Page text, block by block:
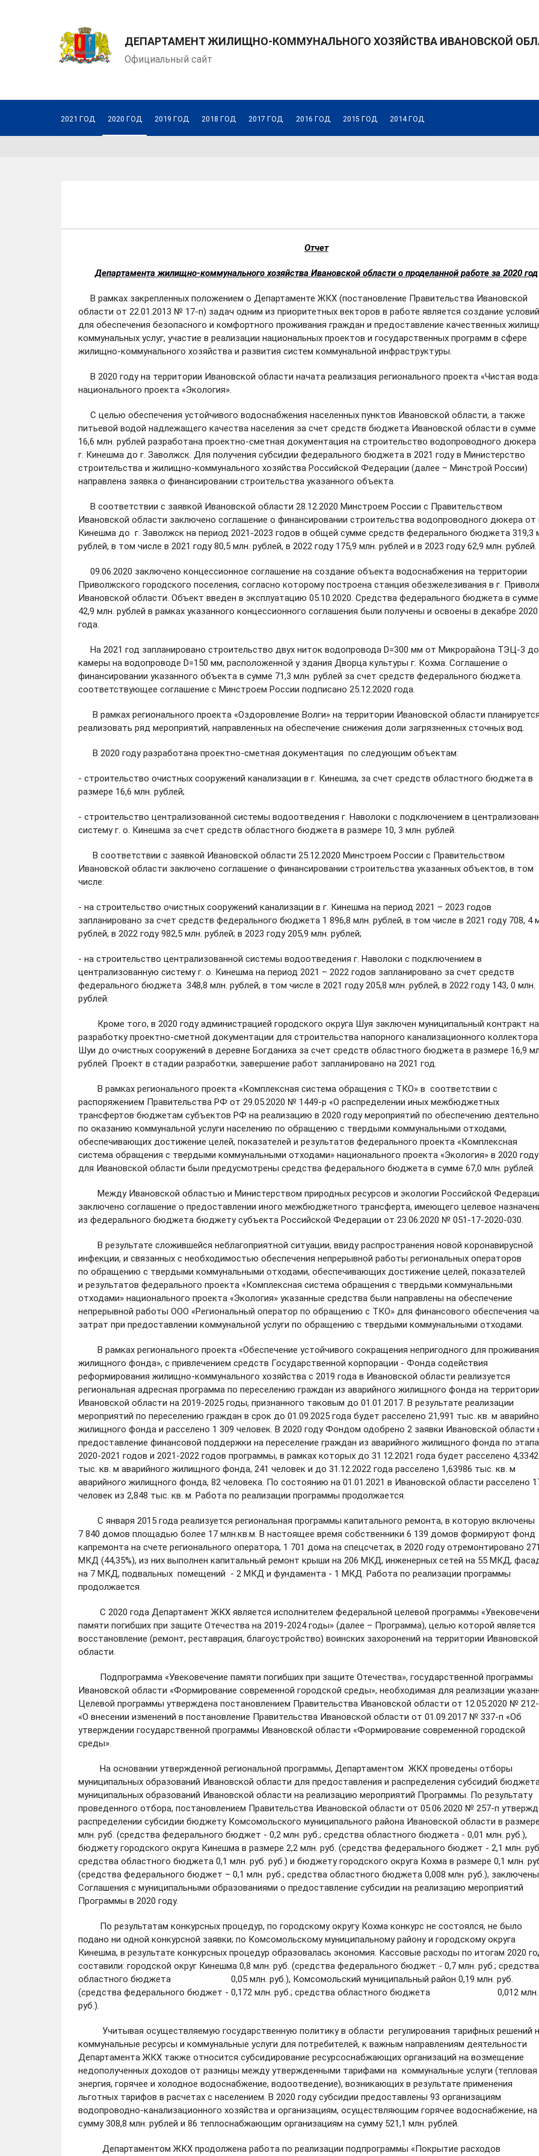
ДЕПАРТАМЕНТ ЖИЛИЩНО-КОММУНАЛЬНОГО ХОЗЯЙСТВА ИВАНОВСКОЙ
Официальный сайт
2021 ГОД 2020 ГОД 2019 ГОД 2018 ГОД 2017 ГОД 2016 ГОД 2015 ГОД 2014 ГОД
Отчет
Департамента жилищно-коммунального хозяйства Ивановской области о проделанной работе за 2020 год
В рамках закрепленных положением о Департаменте ЖКХ (постановление Правительства Ивановской
области от 22.01.2013 № 17-п) задач одним из приоритетных векторов в работе является создание условий
для обеспечения безопасного и комфортного проживания граждан и предоставление качественных
коммунальных услуг, участие в реализации национальных проектов и государственных программ в сфере
жилищно-коммунального хозяйства и развития систем коммунальной инфраструктуры.
В 2020 году на территории Ивановской области начата реализация регионального проекта «Чистая
национального проекта «Экология».
С целью обеспечения устойчивого водоснабжения населенных пунктов Ивановской области, а также
питьевой водой надлежащего качества населения за счет средств бюджета Ивановской области в сумме
16,6 млн. рублей разработана проектно-сметная документация на строительство водопроводного дюкера
г. Кинешма до г. Заволжск. Для получения субсидии федерального бюджета в 2021 году в Министерство
строительства и жилищно-коммунального хозяйства Российской Федерации (далее – Минстрой России)
направлена заявка о финансировании строительства указанного объекта.
В соответствии с заявкой Ивановской области 28.12.2020 Минстроем России с Правительством
Ивановской области заключено соглашение о финансировании строительства водопроводного дюкера от
Кинешма до г. Заволжск на период 2021-2023 годов в общей сумме средств федерального бюджета 319,3
рублей, в том числе в 2021 году 80,5 млн. рублей, в 2022 году 175,9 млн. рублей и в 2023 году 62,9 млн. рублей.
09.06.2020 заключено концессионное соглашение на создание объекта водоснабжения на территории
Приволжского городского поселения, согласно которому построена станция обезжелезивания в г.
Ивановской области. Объект введен в эксплуатацию 05.10.2020. Средства федерального бюджета в сумме
42,9 млн. рублей в рамках указанного концессионного соглашения были получены и освоены в декабре 2020
года.
На 2021 год запланировано строительство двух ниток водопровода D=300 мм от Микрорайона ТЭЦ-3 до
камеры на водопроводе D=150 мм, расположенной у здания Дворца культуры г. Кохма. Соглашение о
финансировании указанного объекта в сумме 71,3 млн. рублей за счет средств федерального бюджета.
соответствующее соглашение с Минстроем России подписано 25.12.2020 года.
В рамках регионального проекта «Оздоровление Волги» на территории Ивановской области планируется
реализовать ряд мероприятий, направленных на обеспечение снижения доли загрязненных сточных вод.
В 2020 году разработана проектно-сметная документация по следующим объектам:
- строительство очистных сооружений канализации в г. Кинешма, за счет средств областного бюджета в
размере 16,6 млн. рублей;
- строительство централизованной системы водоотведения г. Наволоки с подключением в
систему г. о. Кинешма за счет средств областного бюджета в размере 10, 3 млн. рублей.
В соответствии с заявкой Ивановской области 25.12.2020 Минстроем России с Правительством
Ивановской области заключено соглашение о финансировании строительства указанных объектов, в том
числе:
- на строительство очистных сооружений канализации в г. Кинешма на период 2021 – 2023 годов
запланировано за счет средств федерального бюджета 1 896,8 млн. рублей, в том числе в 2021 году 708, 4
рублей, в 2022 году 982,5 млн. рублей; в 2023 году 205,9 млн. рублей;
- на строительство централизованной системы водоотведения г. Наволоки с подключением в
централизованную систему г. о. Кинешма на период 2021 – 2022 годов запланировано за счет средств
федерального бюджета 348,8 млн. рублей, в том числе в 2021 году 205,8 млн. рублей, в 2022 году 143, 0 млн.
рублей.
Кроме того, в 2020 году администрацией городского округа Шуя заключен муниципальный контракт на
разработку проектно-сметной документации для строительства напорного канализационного
Шуи до очистных сооружений в деревне Богданиха за счет средств областного бюджета в размере 16,9
рублей. Проект в стадии разработки, завершение работ запланировано на 2021 год.
В рамках регионального проекта «Комплексная система обращения с ТКО» в соответствии с
распоряжением Правительства РФ от 29.05.2020 № 1449-р «О распределении иных межбюджетных
трансфертов бюджетам субъектов РФ на реализацию в 2020 году мероприятий по обеспечению
по оказанию коммунальной услуги населению по обращению с твердыми коммунальными отходами,
обеспечивающих достижение целей, показателей и результатов федерального проекта «Комплексная
система обращения с твердыми коммунальными отходами» национального проекта «Экология» в 2020 году
для Ивановской области были предусмотрены средства федерального бюджета в сумме 67,0 млн. рублей.
Между Ивановской областью и Министерством природных ресурсов и экологии Российской
заключено соглашение о предоставлении иного межбюджетного трансферта, имеющего целевое
из федерального бюджета бюджету субъекта Российской Федерации от 23.06.2020 № 051-17-2020-030.
В результате сложившейся неблагоприятной ситуации, ввиду распространения новой коронавирусной
инфекции, и связанных с необходимостью обеспечения непрерывной работы региональных операторов
по обращению с твердыми коммунальными отходами, обеспечивающих достижение целей, показателей
и результатов федерального проекта «Комплексная система обращения с твердыми коммунальными
отходами» национального проекта «Экология» указанные средства были направлены на обеспечение
непрерывной работы ООО «Региональный оператор по обращению с ТКО» для финансового обеспечения
затрат при предоставлении коммунальной услуги по обращению с твердыми коммунальными отходами.
В рамках регионального проекта «Обеспечение устойчивого сокращения непригодного для проживания
жилищного фонда», с привлечением средств Государственной корпорации - Фонда содействия
реформирования жилищно-коммунального хозяйства с 2019 года в Ивановской области реализуется
региональная адресная программа по переселению граждан из аварийного жилищного фонда на территории
Ивановской области на 2019-2025 годы, признанного таковым до 01.01.2017. В результате реализации
мероприятий по переселению граждан в срок до 01.09.2025 года будет расселено 21,991 тыс. кв. м
жилищного фонда и расселено 1 309 человек. В 2020 году Фондом одобрено 2 заявки Ивановской области
предоставление финансовой поддержки на переселение граждан из аварийного жилищного фонда по
2020-2021 годов и 2021-2022 годов программы, в рамках которых до 31.12.2021 года будет расселено 4,3342
тыс. кв. м аварийного жилищного фонда, 241 человек и до 31.12.2022 года расселено 1,63986 тыс. кв. м
аварийного жилищного фонда, 82 человека. По состоянию на 01.01.2021 в Ивановской области расселено
человек из 2,848 тыс. кв. м. Работа по реализации программы продолжается.
С января 2015 года реализуется региональная программы капитального ремонта, в которую включены
7 840 домов площадью более 17 млн.кв.м. В настоящее время собственники 6 139 домов формируют фонд
капремонта на счете регионального оператора, 1 701 дома на спецсчетах, в 2020 году отремонтировано 271
МКД (44,35%), из них выполнен капитальный ремонт крыши на 206 МКД, инженерных сетей на 55 МКД,
на 7 МКД, подвальных помещений - 2 МКД и фундамента - 1 МКД. Работа по реализации программы
продолжается.
С 2020 года Департамент ЖКХ является исполнителем федеральной целевой программы
памяти погибших при защите Отечества на 2019-2024 годы» (далее – Программа), целью которой является
восстановление (ремонт, реставрация, благоустройство) воинских захоронений на территории Ивановской
области.
Подпрограмма «Увековечение памяти погибших при защите Отечества», государственной программы
Ивановской области «Формирование современной городской среды», необходимая для реализации
Целевой программы утверждена постановлением Правительства Ивановской области от 12.05.2020 №
«О внесении изменений в постановление Правительства Ивановской области от 01.09.2017 № 337-п «Об
утверждении государственной программы Ивановской области «Формирование современной городской
среды».
На основании утвержденной региональной программы, Департаментом ЖКХ проведены отборы
муниципальных образований Ивановской области для предоставления и распределения субсидий
муниципальных образований Ивановской области на реализацию мероприятий Программы. По результату
проведенного отбора, постановлением Правительства Ивановской области от 05.06.2020 № 257-п
распределении субсидии бюджету Комсомольского муниципального района Ивановской области в
млн. руб. (средства федерального бюджет - 0,2 млн. руб.; средства областного бюджета - 0,01 млн. руб.),
бюджету городского округа Кинешма в размере 2,2 млн. руб. (средства федерального бюджет - 2,1 млн.
средства областного бюджета 0,1 млн. руб. руб.) и бюджету городского округа Кохма в размере 0,1 млн.
(средства федерального бюджет – 0,1 млн. руб.; средства областного бюджета 0,008 млн. руб.), заключены
Соглашения с муниципальными образованиями о предоставление субсидии на реализацию мероприятий
Программы в 2020 году.
По результатам конкурсных процедур, по городскому округу Кохма конкурс не состоялся, не было
подано ни одной конкурсной заявки; по Комсомольскому муниципальному району и городскому округа
Кинешма, в результате конкурсных процедур образовалась экономия. Кассовые расходы по итогам 2020
составили: городской округ Кинешма 0,8 млн. руб. (средства федерального бюджет - 0,7 млн. руб.; средства
областного бюджета 0,05 млн. руб.), Комсомольский муниципальный район 0,19 млн. руб.
(средства федерального бюджет - 0,172 млн. руб.; средства областного бюджета 0,012 млн.
руб.).
Учитывая осуществляемую государственную политику в области регулирования тарифных решений
коммунальные ресурсы и коммунальные услуги для потребителей, к важным направлениям деятельности
Департамента ЖКХ также относится субсидирование ресурсоснабжающих организаций на возмещение
недополученных доходов от разницы между утвержденными тарифами на коммунальные услуги (тепловая
энергия, горячее и холодное водоснабжение, водоотведение), возникающих в результате применения
льготных тарифов в расчетах с населением. В 2020 году субсидии предоставлены 93 организациям
водопроводно-канализационного хозяйства и организациям, осуществляющим горячее водоснабжение, на
сумму 308,8 млн. рублей и 86 теплоснабжающим организациям на сумму 521,1 млн. рублей.
Департаментом ЖКХ продолжена работа по реализации подпрограммы «Покрытие расходов